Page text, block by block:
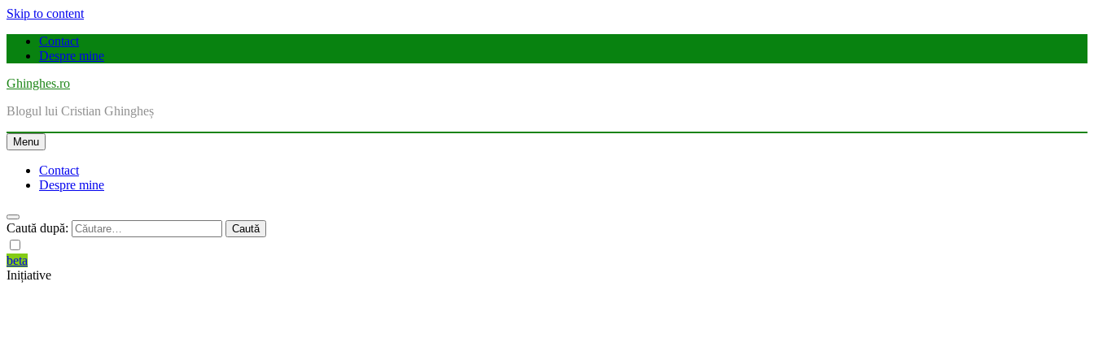
Skip to content
Contact
Despre mine
Ghinghes.ro
Blogul lui Cristian Ghingheș
Menu
Contact
Despre mine
Caută după:
beta
Inițiative